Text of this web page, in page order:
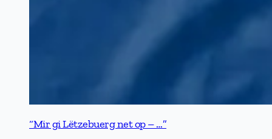
“Mir gi Lëtzebuerg net op – …”